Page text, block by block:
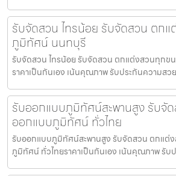
รับจัดสวน ไทรน้อย รับจัดสวน ตก
ภูมิทัศน์ นนทบุรี
รับจัดสวน ไทรน้อย รับจัดสวน ตกแต่งสวนทุก
ราคาเป็นกันเอง เน้นคุณภาพ รับประกันความส
รับออกแบบภูมิทัศน์สะพานสูง รับจั
ออกแบบภูมิทัศน์ ทั่วไทย
รับออกแบบภูมิทัศน์สะพานสูง รับจัดสวน ตกแต่
ภูมิทัศน์ ทั่วไทยราคาเป็นกันเอง เน้นคุณภาพ รับ